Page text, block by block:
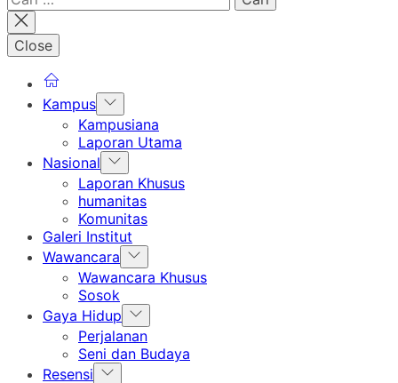
untuk:
Close
Kampus Show
sub
menu
Kampusiana
Laporan Utama
Nasional Show
sub
menu
Laporan Khusus
humanitas
Komunitas
Galeri Institut
Wawancara Show
sub
Wawancara Khusus
Sosok
Gaya Hidup Show
sub
menu
Perjalanan
Seni dan Budaya
Resensi Show